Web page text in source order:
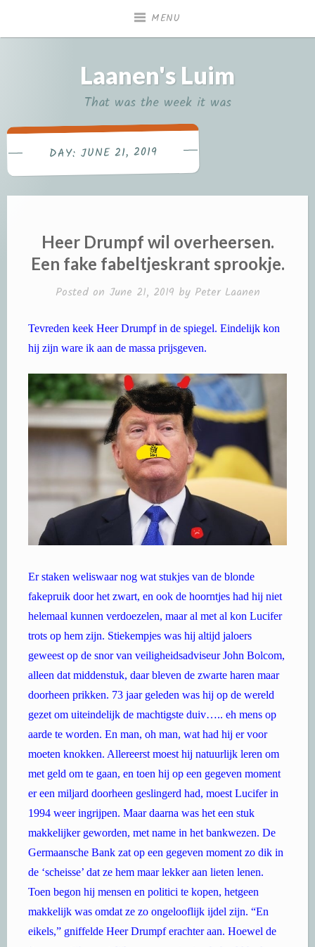
MENU
Laanen's Luim
That was the week it was
DAY:JUNE 21, 2019
Heer Drumpf wil overheersen.
Een fake fabeltjeskrant sprookje.
Posted on June 21, 2019 by Peter Laanen
Tevreden keek Heer Drumpf in de spiegel. Eindelijk kon
hij zijn ware ik aan de massa prijsgeven.
Er staken weliswaar nog wat stukjes van de blonde
fakepruik door het zwart, en ook de hoorntjes had hij niet
helemaal kunnen verdoezelen, maar al met al kon Lucifer
trots op hem zijn. Stiekempjes was hij altijd jaloers
geweest op de snor van veiligheidsadviseur John Bolcom,
alleen dat middenstuk, daar bleven de zwarte haren maar
doorheen prikken. 73 jaar geleden was hij op de wereld
gezet om uiteindelijk de machtigste duiv….. eh mens op
aarde te worden. En man, oh man, wat had hij er voor
moeten knokken. Allereerst moest hij natuurlijk leren om
met geld om te gaan, en toen hij op een gegeven moment
er een miljard doorheen geslingerd had, moest Lucifer in
1994 weer ingrijpen. Maar daarna was het een stuk
makkelijker geworden, met name in het bankwezen. De
Germaansche Bank zat op een gegeven moment zo dik in
de ‘scheisse’ dat ze hem maar lekker aan lieten lenen.
Toen begon hij mensen en politici te kopen, hetgeen
makkelijk was omdat ze zo ongelooflijk ijdel zijn. “En
eikels,” gniffelde Heer Drumpf erachter aan. Hoewel de